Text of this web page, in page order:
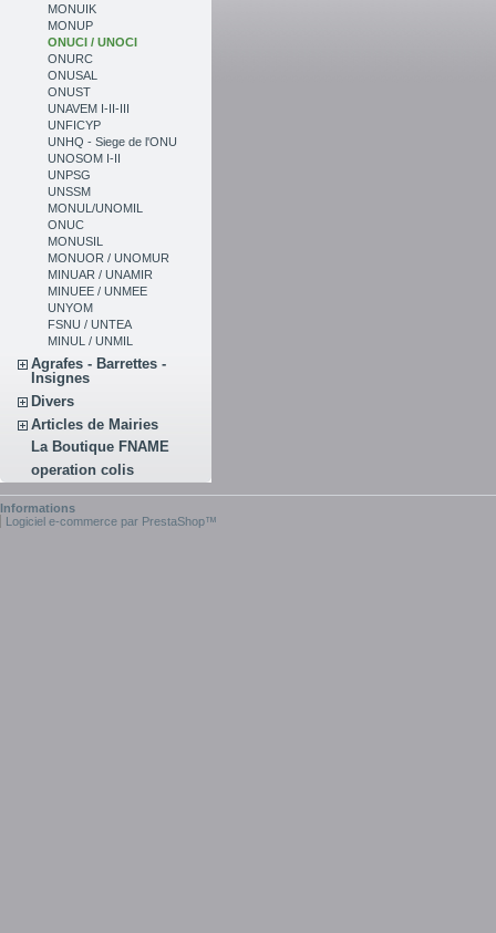
MONUIK
MONUP
ONUCI / UNOCI
ONURC
ONUSAL
ONUST
UNAVEM I-II-III
UNFICYP
UNHQ - Siege de l'ONU
UNOSOM I-II
UNPSG
UNSSM
MONUL/UNOMIL
ONUC
MONUSIL
MONUOR / UNOMUR
MINUAR / UNAMIR
MINUEE / UNMEE
UNYOM
FSNU / UNTEA
MINUL / UNMIL
Agrafes - Barrettes -
Insignes
Divers
Articles de Mairies
La Boutique FNAME
operation colis
Informations
Logiciel e-commerce par PrestaShop™